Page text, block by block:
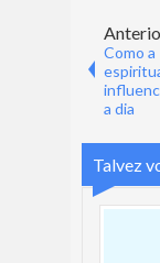
Como a
a dia
Talvez